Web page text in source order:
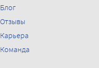
Блог
Отзывы
Карьера
Команда